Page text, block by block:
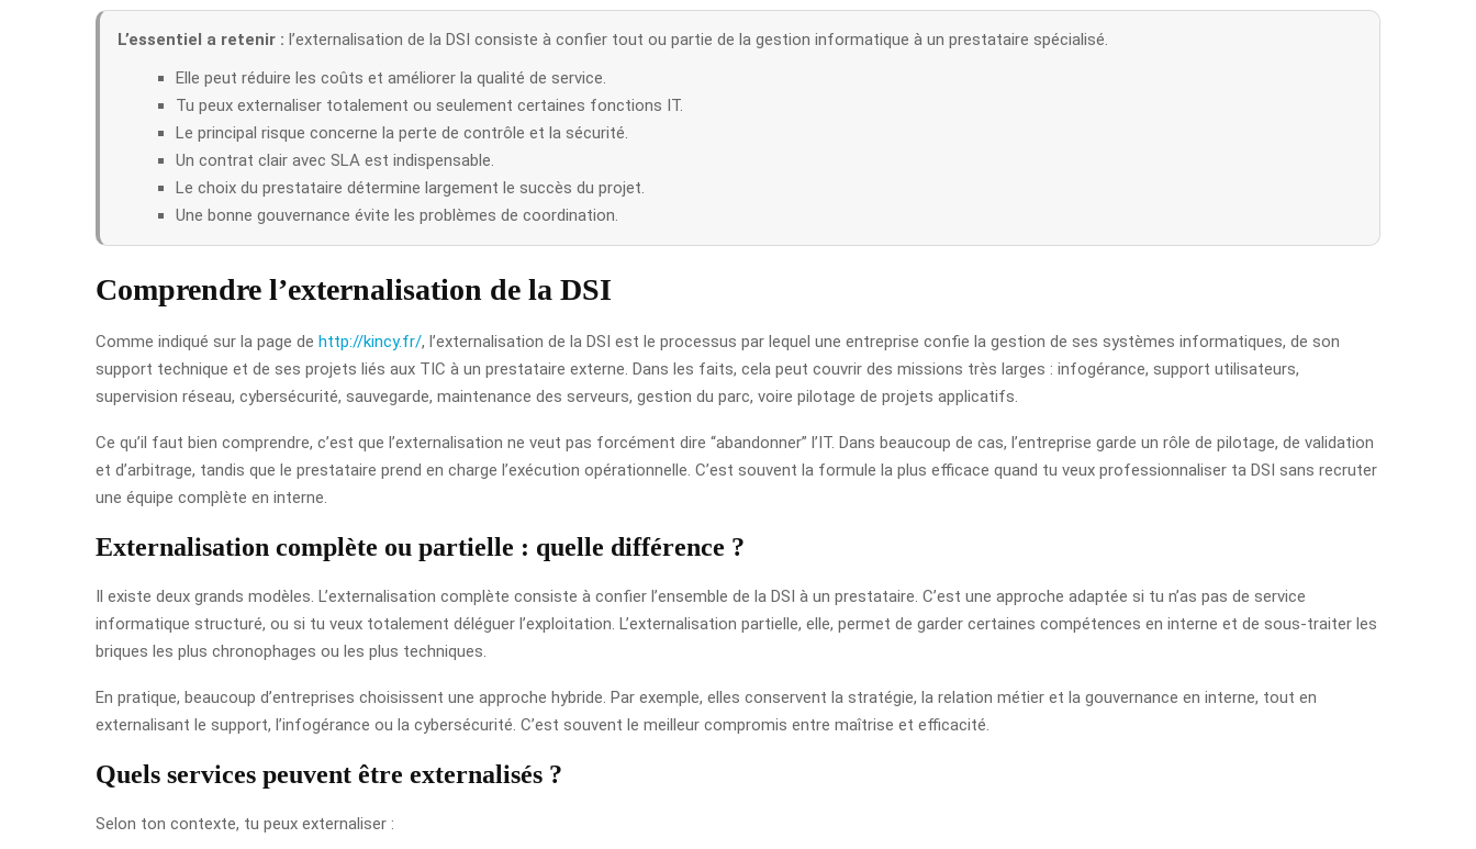
L’essentiel a retenir : l’externalisation de la DSI consiste à confier tout ou partie de la gestion informatique à un prestataire spécialisé.
Elle peut réduire les coûts et améliorer la qualité de service.
Tu peux externaliser totalement ou seulement certaines fonctions IT.
Le principal risque concerne la perte de contrôle et la sécurité.
Un contrat clair avec SLA est indispensable.
Le choix du prestataire détermine largement le succès du projet.
Une bonne gouvernance évite les problèmes de coordination.
Comprendre l’externalisation de la DSI
Comme indiqué sur la page de http://kincy.fr/, l’externalisation de la DSI est le processus par lequel une entreprise confie la gestion de ses systèmes informatiques, de son
support technique et de ses projets liés aux TIC à un prestataire externe. Dans les faits, cela peut couvrir des missions très larges : infogérance, support utilisateurs,
supervision réseau, cybersécurité, sauvegarde, maintenance des serveurs, gestion du parc, voire pilotage de projets applicatifs.
Ce qu’il faut bien comprendre, c’est que l’externalisation ne veut pas forcément dire “abandonner” l’IT. Dans beaucoup de cas, l’entreprise garde un rôle de pilotage, de validation
et d’arbitrage, tandis que le prestataire prend en charge l’exécution opérationnelle. C’est souvent la formule la plus efficace quand tu veux professionnaliser ta DSI sans recruter
une équipe complète en interne.
Externalisation complète ou partielle : quelle différence ?
Il existe deux grands modèles. L’externalisation complète consiste à confier l’ensemble de la DSI à un prestataire. C’est une approche adaptée si tu n’as pas de service
informatique structuré, ou si tu veux totalement déléguer l’exploitation. L’externalisation partielle, elle, permet de garder certaines compétences en interne et de sous-traiter les
briques les plus chronophages ou les plus techniques.
En pratique, beaucoup d’entreprises choisissent une approche hybride. Par exemple, elles conservent la stratégie, la relation métier et la gouvernance en interne, tout en
externalisant le support, l’infogérance ou la cybersécurité. C’est souvent le meilleur compromis entre maîtrise et efficacité.
Quels services peuvent être externalisés ?
Selon ton contexte, tu peux externaliser :